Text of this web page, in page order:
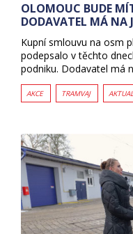
OLOMOUC BUDE
DODAVATEL MÁ NA
Kupní smlouvu na osm
podepsalo v těchto
podniku. Dodavatel má
AKCE TRAMVAJ